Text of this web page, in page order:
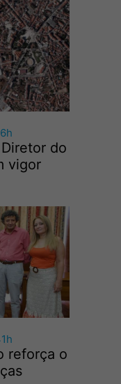
do
vigor
reforça o